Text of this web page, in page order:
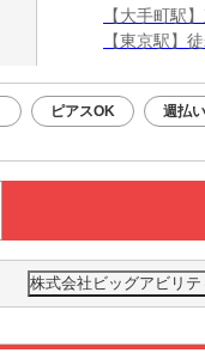
【大手町駅
【東京駅】
ピアスOK 週払
株式会社ビッグアビリ